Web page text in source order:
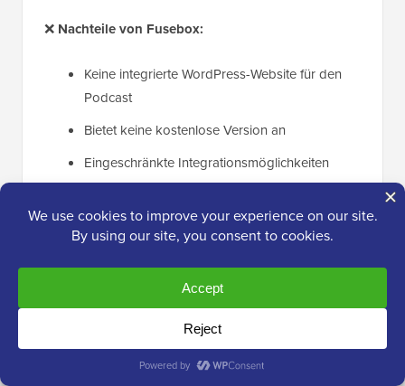
❌ Nachteile von Fusebox:
Keine integrierte WordPress-Website für den
Podcast
Bietet keine kostenlose Version an
Eingeschränkte Integrationsmöglichkeiten
Warum wir Fusebox empfehlen:
Wir empfehlen
Fusebox wegen des angebotenen Mediaplayers.
Preise:Ab 7,50 $ pro Monat (jährlich abgerechnet)